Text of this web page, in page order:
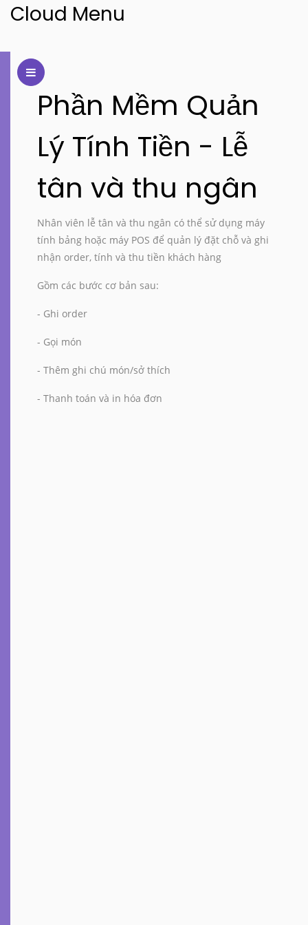
Cloud Menu
Phần Mềm Quản
Lý Tính Tiền - Lễ
tân và thu ngân
Nhân viên lễ tân và thu ngân có thể sử dụng máy
tính bảng hoặc máy POS để quản lý đặt chỗ và ghi
nhận order, tính và thu tiền khách hàng
Gồm các bước cơ bản sau:
- Ghi order
- Gọi món
- Thêm ghi chú món/sở thích
- Thanh toán và in hóa đơn